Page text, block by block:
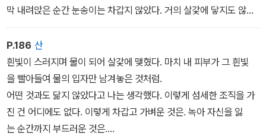
막 내려앉은 순간 눈송이는 차갑지 않았다. 거의 살갗에 닿지도 않았
다. 결정의 세부가 흐릿해지며 얼음이 되었을 때에야 미세한 압력
과 부드러움이 느껴졌다. 얼음의 부피가 서서히 줄어들었다.
P.186 산
흰빛이 스러지며 물이 되어 살갗에 맺혔다. 마치 내 피부가 그 흰빛
을 빨아들여 물의 입자만 남겨놓은 것처럼.
어떤 것과도 닮지 않았다고 나는 생각했다. 이렇게 섬세한 조직을 가
진 건 어디에도 없다. 이렇게 차갑고 가벼운 것은. 녹아 자신을 잃
는 순간까지 부드러운 것은.